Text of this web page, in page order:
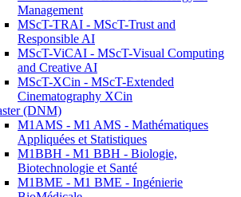
Management
MScT-TRAI - MScT-Trust and
Responsible AI
MScT-ViCAI - MScT-Visual Computing
and Creative AI
MScT-XCin - MScT-Extended
Cinematography XCin
(DNM)
M1AMS - M1 AMS - Mathématiques
Appliquées et Statistiques
M1BBH - M1 BBH - Biologie,
Biotechnologie et Santé
M1BME - M1 BME - Ingénierie